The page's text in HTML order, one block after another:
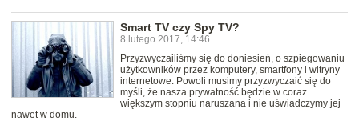
Smart TV czy Spy TV?
8 lutego 2017, 14:46
Przyzwyczailiśmy się do doniesień, o szpiegowaniu
użytkowników przez komputery, smartfony i witryny
internetowe. Powoli musimy przyzwyczaić się do
myśli, że nasza prywatność będzie w coraz
większym stopniu naruszana i nie uświadczymy jej
nawet w domu.